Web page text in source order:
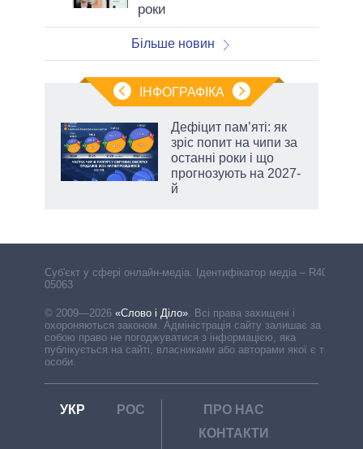
роки
Більше новин
ІНФОГРАФІКА
Дефіцит пам’яті: як
зріс попит на чипи за
останні роки і що
прогнозують на 2027-
й
Cуб'єкт у сфері онлайн-медіа. Ідентифікатор медіа – R40-
05063
© 2009—2026 «Слово і Діло» Всі права захищені і
охороняються законом. Адміністрація сайту залишає за
собою право не погоджуватися з інформацією, яка
публікується на сайті, власниками або авторами якої є треті
особи.
УКР РОС
ПРО НАС
КОНТАКТИ